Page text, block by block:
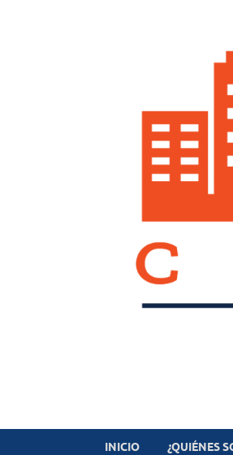
Revista
INICIO ¿QUIÉNES